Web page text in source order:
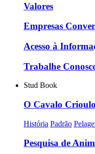
Valores
Empresas
Acesso à
Trabalhe
Stud Book
O Cavalo Crioulo
História Padrão
Pesquisa de